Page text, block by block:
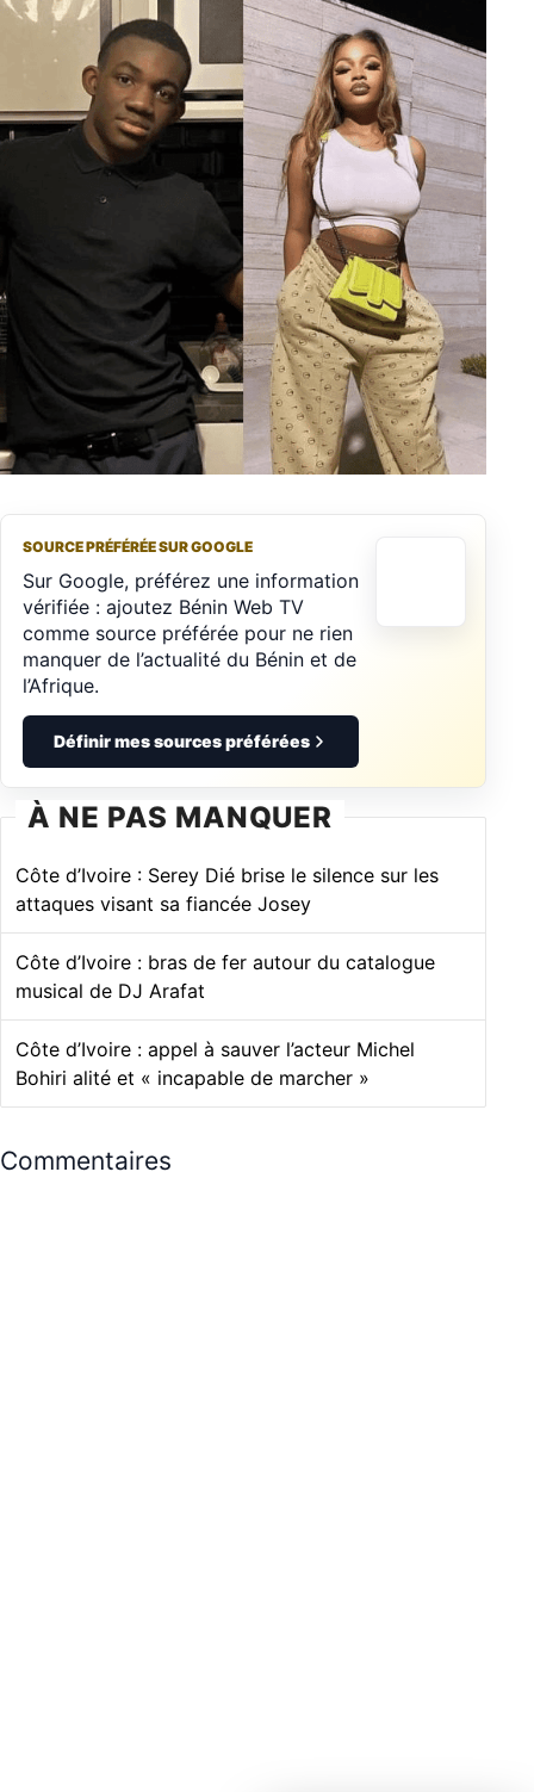
SOURCE PRÉFÉRÉE SUR GOOGLE
Sur Google, préférez une information
vérifiée : ajoutez Bénin Web TV
comme source préférée pour ne rien
manquer de l’actualité du Bénin et de
l’Afrique.
Définir mes sources préférées
À NE PAS MANQUER
Côte d’Ivoire : Serey Dié brise le silence sur les
attaques visant sa fiancée Josey
Côte d’Ivoire : bras de fer autour du catalogue
musical de DJ Arafat
Côte d’Ivoire : appel à sauver l’acteur Michel
Bohiri alité et « incapable de marcher »
Commentaires